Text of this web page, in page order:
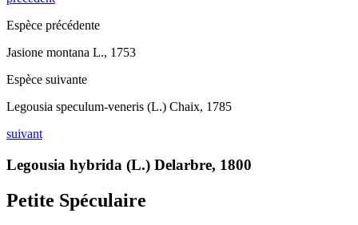
Espèce précédente
Jasione montana L., 1753
Espèce suivante
Legousia speculum-veneris (L.) Chaix, 1785
suivant
Legousia hybrida (L.) Delarbre, 1800
Petite Spéculaire